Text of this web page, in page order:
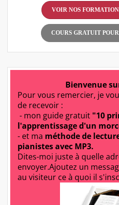
VOIR NOS
COURS GRATUIT